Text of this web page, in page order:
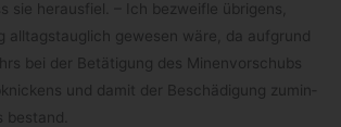
sie her­aus­fiel. – Ich bezweifle übri­gens,
all­tags­taug­lich gewe­sen wäre, da auf­grund
bei der Betä­ti­gung des Minen­vor­schubs
und damit der Beschä­di­gung zumin­
bestand.